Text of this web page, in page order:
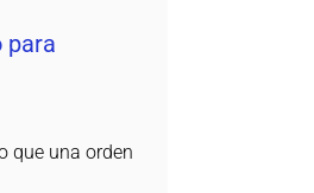
para
que una orden